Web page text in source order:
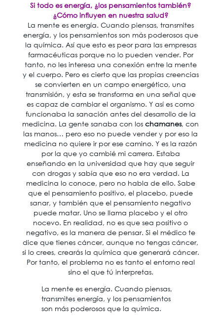
Si todo es energía, ¿los pensamientos también?
¿Cómo influyen en nuestra salud?
La mente es energía. Cuando piensas, transmites
energía, y los pensamientos son más poderosos que
la química. Así que esto es peor para las empresas
farmacéuticas porque no lo pueden vender. Por
tanto, no les interesa una conexión entre la mente
y el cuerpo. Pero es cierto que las propias creencias
se convierten en un campo energético, una
transmisión, y esta se transforma en una señal que
es capaz de cambiar el organismo. Y así es como
funcionaba la sanación antes del desarrollo de la
medicina. La gente sanaba con los chamanes, con
las manos… pero eso no puede vender y por eso la
medicina no quiere ir por ese camino. Y es la razón
por la que yo cambié mi carrera. Estaba
enseñando en la universidad que hay que seguir
con drogas y sabía que eso no era verdad. La
medicina lo conoce, pero no habla de ello. Sabe
que el pensamiento positivo, el placebo, puede
sanar, y también que el pensamiento negativo
puede matar. Uno se llama placebo y el otro
nocevo. En realidad, no es que sea positivo o
negativo, es la manera de pensar. Si el médico te
dice que tienes cáncer, aunque no tengas cáncer,
si lo crees, crearás la química que generará cáncer.
Por tanto, el problema no es tanto el entorno real
sino el que tú interpretas.
La mente es energía. Cuando piensas,
transmites energía, y los pensamientos
son más poderosos que la química.